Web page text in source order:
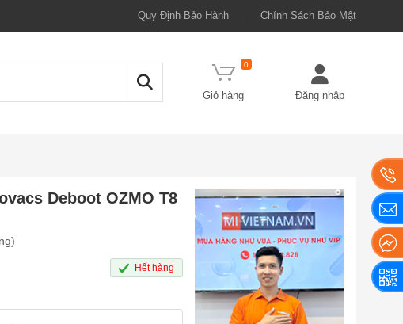
Quy Định Bảo Hành Chính Sách Bảo Mật
Giỏ hàng
0
Đăng nhập
Deboot OZMO T8
Hết hàng